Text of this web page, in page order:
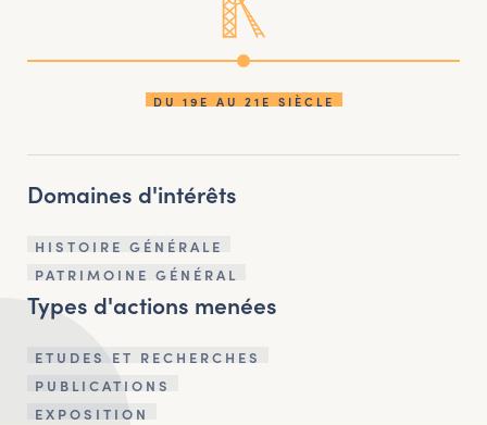
DU 19E AU 21E SIÈCLE
Domaines d'intérêts
HISTOIRE GÉNÉRALE
PATRIMOINE GÉNÉRAL
Types d'actions menées
ETUDES ET RECHERCHES
PUBLICATIONS
EXPOSITION